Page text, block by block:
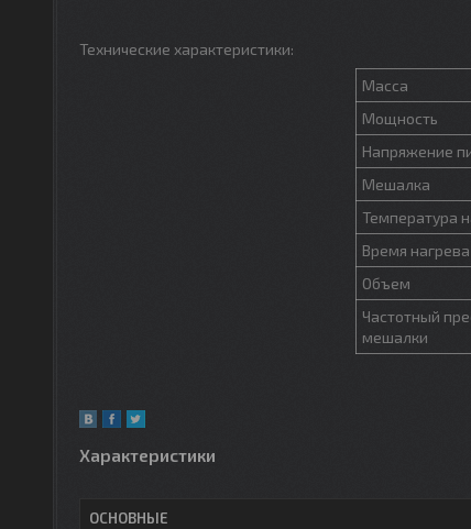
Технические характеристики:
Масса
Мощность
Напряжение
Мешалка
Температура
Время
Объем
Частотный
мешалки
Характеристики
ОСНОВНЫЕ